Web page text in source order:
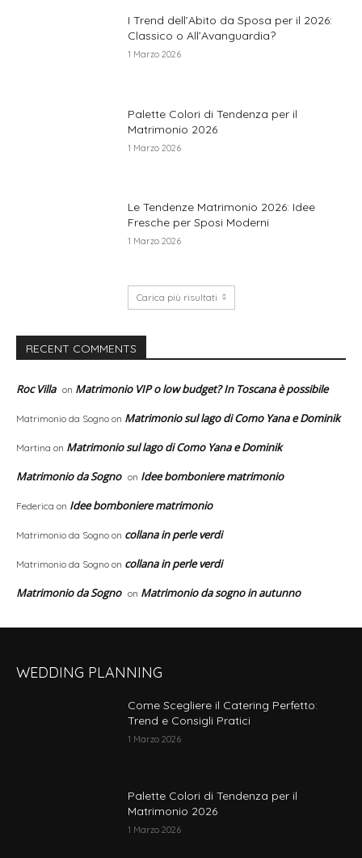
I Trend dell’Abito da Sposa per il 2026:
Classico o All’Avanguardia?
1 Marzo 2026
Palette Colori di Tendenza per il
Matrimonio 2026
1 Marzo 2026
Le Tendenze Matrimonio 2026: Idee
Fresche per Sposi Moderni
1 Marzo 2026
Carica più risultati
RECENT COMMENTS
Roc Villa on Matrimonio VIP o low budget? In Toscana è possibile
Matrimonio da Sogno on Matrimonio sul lago di Como Yana e Dominik
Martina on Matrimonio sul lago di Como Yana e Dominik
Matrimonio da Sogno on Idee bomboniere matrimonio
Federica on Idee bomboniere matrimonio
Matrimonio da Sogno on collana in perle verdi
Matrimonio da Sogno on collana in perle verdi
Matrimonio da Sogno on Matrimonio da sogno in autunno
WEDDING PLANNING
Come Scegliere il Catering Perfetto:
Trend e Consigli Pratici
1 Marzo 2026
Palette Colori di Tendenza per il
Matrimonio 2026
1 Marzo 2026